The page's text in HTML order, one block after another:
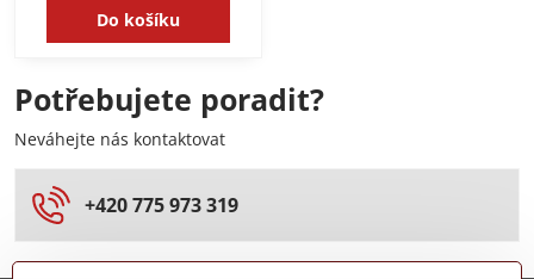
Do košíku
Potřebujete poradit?
Neváhejte nás kontaktovat
+420 775 973 319